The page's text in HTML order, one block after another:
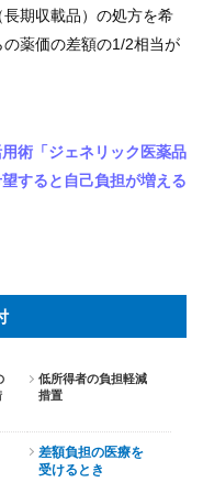
期収載品）の処方を希
薬価の差額の1/2相当が
術「ジェネリック医薬品
すると自己負担が増える
低所得者の負担軽減
措置
差額負担の医療を
受けるとき